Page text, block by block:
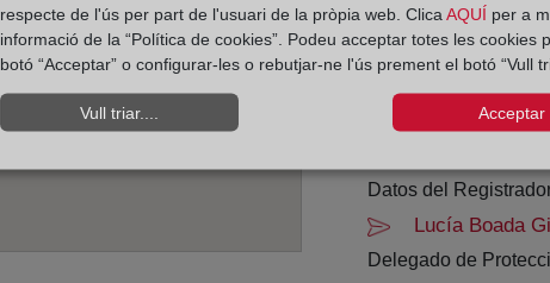
Los días 24 y 31 de
Datos de contacto:
(93) 225 28 02
Datos del
Lucía Boada
Delegado de
respecte de l'ús per part de l'usuari de la pròpia web. Clica AQUÍ per a
informació de la “Política de cookies”. Podeu acceptar totes les cookies
botó “Acceptar” o configurar-les o rebutjar-ne l'ús prement el botó “Vull
Vull triar.... Acceptar